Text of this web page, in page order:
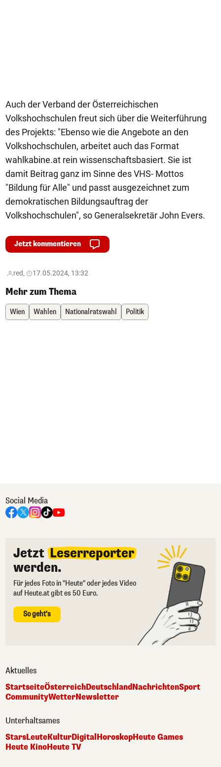
Auch der Verband der Österreichischen
Volkshochschulen freut sich über die Weiterführung
des Projekts: "Ebenso wie die Angebote an den
Volkshochschulen, arbeitet auch das Format
wahlkabine.at rein wissenschaftsbasiert. Sie ist
damit Beitrag ganz im Sinne des VHS- Mottos
"Bildung für Alle" und passt ausgezeichnet zum
demokratischen Bildungsauftrag der
Volkshochschulen", so Generalsekretär John Evers.
Jetzt kommentieren
red, 17.05.2024, 13:32
Mehr zum Thema
Wien Wahlen Nationalratswahl Politik
Social Media
Jetzt Leserreporter
werden.
Für jedes Foto in "Heute" oder jedes Video
auf Heute.at gibt es 50 Euro.
So geht's
Aktuelles
StartseiteÖsterreichDeutschlandNachrichtenSport
CommunityWetterNewsletter
Unterhaltsames
StarsLeuteKulturDigital HoroskopHeute Games
Heute KinoHeute TV